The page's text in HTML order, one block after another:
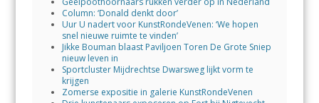
Column: ‘Donald denkt door’
Uur U nadert voor KunstRondeVenen: ‘We hopen
snel nieuwe ruimte te vinden’
Jikke Bouman blaast Paviljoen Toren De Grote Sniep
nieuw leven in
Sportcluster Mijdrechtse Dwarsweg lijkt vorm te
krijgen
Zomerse expositie in galerie KunstRondeVenen